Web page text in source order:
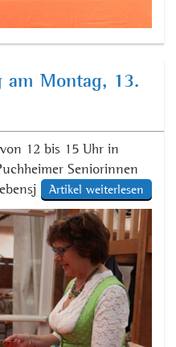
am Montag, 13.
12 bis 15 Uhr in
Seniorinnen
oder mehr
einer Maß Bier und
einen schönen
Volksfest AUFTAKT
erfolgt ab 12 Uhr
Artikel weiterlesen